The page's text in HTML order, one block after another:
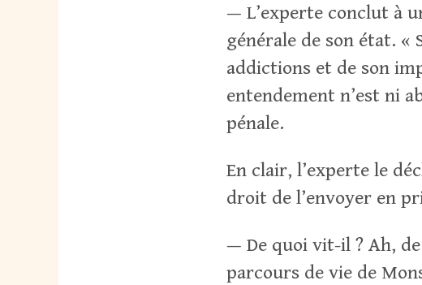
— L’experte conclut à
générale de son état. «
addictions et de son
entendement n’est ni
pénale.
En clair, l’experte le
droit de l’envoyer en
— De quoi vit-il ? Ah,
parcours de vie de